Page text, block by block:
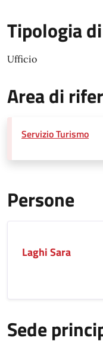
Tipologia
Ufficio
Area di
Servizio Turismo
Persone
Laghi Sara
Sede